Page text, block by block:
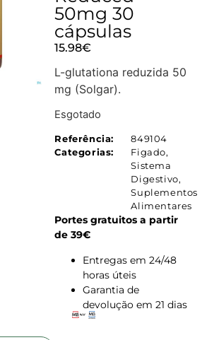
50mg 30
cápsulas
15.98€
L-glutationa reduzida 50
mg (Solgar).
Esgotado
Referência:
849104
Categorias:
Figado,
Sistema
Digestivo,
Suplementos
Alimentares
Portes gratuitos a partir
de 39€
Entregas em 24/48
horas úteis
Garantia de
devolução em 21 dias